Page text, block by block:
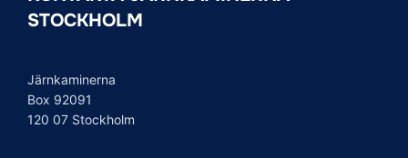
STOCKHOLM
Järnkaminerna
Box 92091
120 07 Stockholm